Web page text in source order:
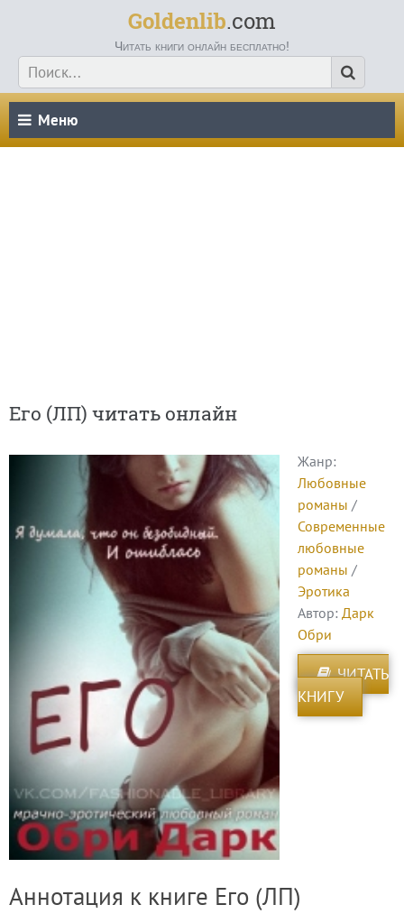
Goldenlib.com
Читать книги онлайн бесплатно!
Меню
Его (ЛП) читать онлайн
Жанр:
Любовные
романы /
Современные
любовные
романы /
Эротика
Автор: Дарк
Обри
ЧИТАТЬ
КНИГУ
Аннотация к книге Его (ЛП)